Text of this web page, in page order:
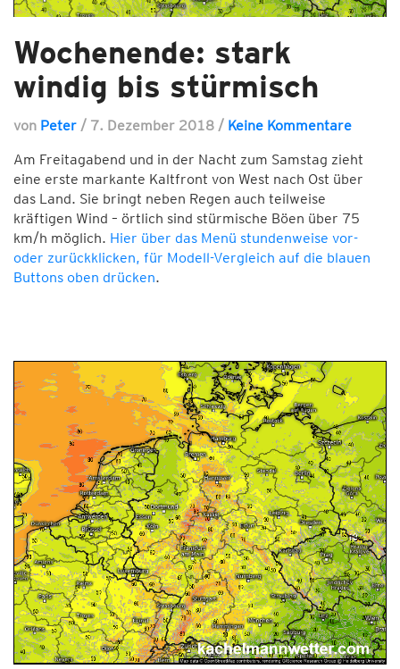
Wochenende: stark
windig bis stürmisch
von Peter / 7. Dezember 2018 / Keine Kommentare
Am Freitagabend und in der Nacht zum Samstag zieht
eine erste markante Kaltfront von West nach Ost über
das Land. Sie bringt neben Regen auch teilweise
kräftigen Wind – örtlich sind stürmische Böen über 75
km/h möglich. Hier über das Menü stundenweise vor-
oder zurückklicken, für Modell-Vergleich auf die blauen
Buttons oben drücken.